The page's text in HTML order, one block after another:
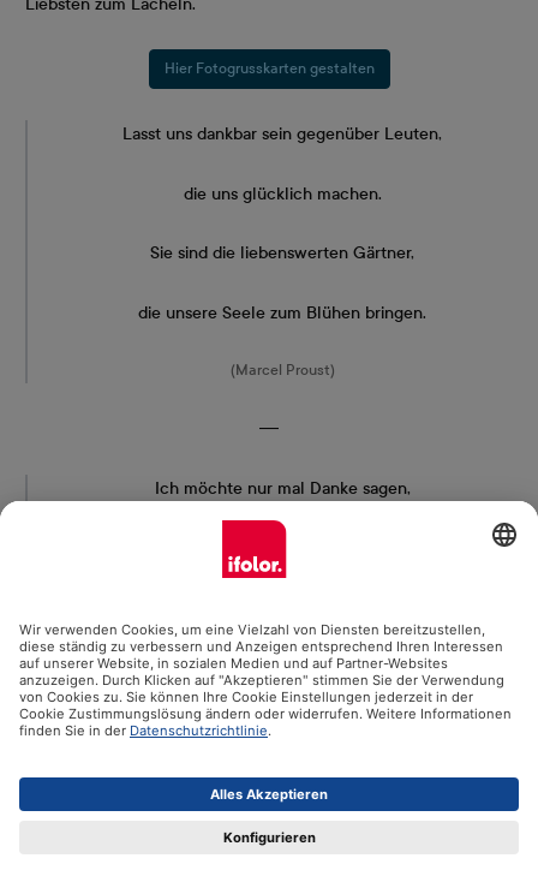
Hier Fotogrusskarten gestalten
Lasst uns dankbar sein gegenüber Leuten,
die uns glücklich machen.
Sie sind die liebenswerten Gärtner,
die unsere Seele zum Blühen bringen.
(Marcel Proust)
―
Ich möchte nur mal Danke sagen,
für alle die Themen ohne Verbot.
Mit Dir kann ich über alles reden,
und Danke sagen für dein Leben.